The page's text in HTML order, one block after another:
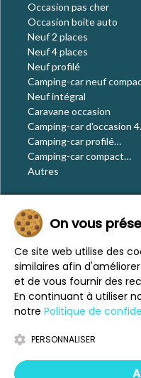
Occasion pas cher
Occasion boite auto
Neuf 2 places
Neuf 4 places
Neuf profilé
Camping-car neuf
Neuf intégral
Caravane occasion
Camping-car d'occasion 4
places
Camping-car profilé
occasion
Camping-car compact
occasion
Autres
Le blog
Actualités
Évènements
Nos conseils
Vos voyages
CaraMaps
Espace presse
Mentions légales
On vous
Ce site web utilise des
similaires afin
et de vous fournir des
En continuant à utiliser
notre Politique de
PERSONNALISER